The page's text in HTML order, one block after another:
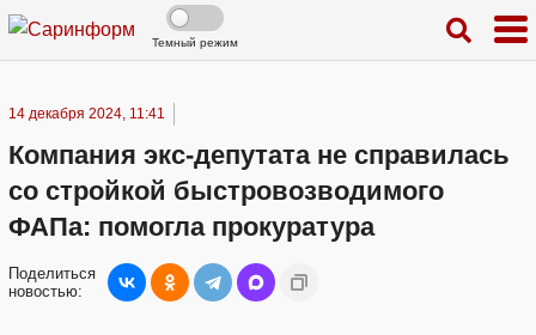
Темный режим
14 декабря 2024, 11:41
Компания экс-депутата не справилась
со стройкой быстровозводимого
ФАПа: помогла прокуратура
Поделиться
новостью: